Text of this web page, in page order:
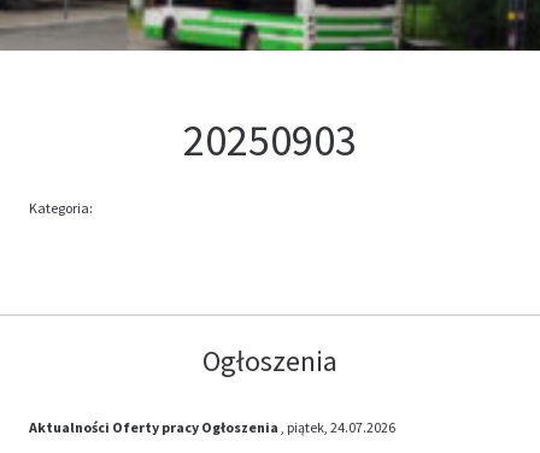
Oferta
20250903
Kategoria:
Ogłoszenia
Aktualności Oferty pracy Ogłoszenia , piątek, 24.07.2026